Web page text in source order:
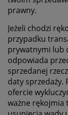
prawny.
Jeżeli chodzi
przypadku
prywatnymi lub
odpowiada
sprzedanej
daty sprzedaży.
ofercie
ważne rękojmia